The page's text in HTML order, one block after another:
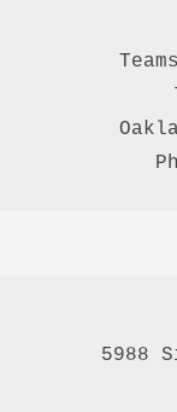
5988